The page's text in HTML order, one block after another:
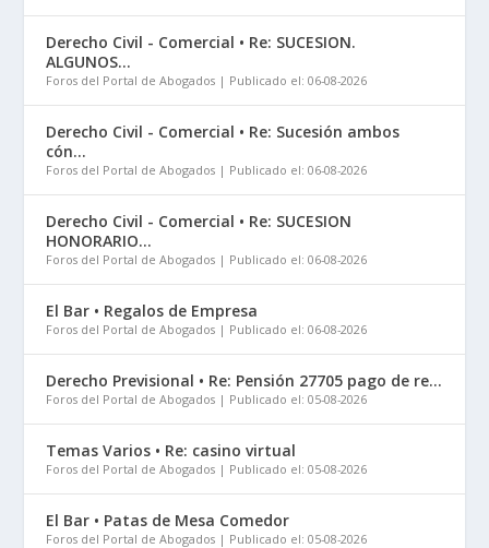
Derecho Civil - Comercial • Re: SUCESION.
ALGUNOS...
Foros del Portal de Abogados Publicado el: 06-08-2026
Derecho Civil - Comercial • Re: Sucesión ambos
cón...
Foros del Portal de Abogados Publicado el: 06-08-2026
Derecho Civil - Comercial • Re: SUCESION
HONORARIO...
Foros del Portal de Abogados Publicado el: 06-08-2026
El Bar • Regalos de Empresa
Foros del Portal de Abogados Publicado el: 06-08-2026
Derecho Previsional • Re: Pensión 27705 pago de re...
Foros del Portal de Abogados Publicado el: 05-08-2026
Temas Varios • Re: casino virtual
Foros del Portal de Abogados Publicado el: 05-08-2026
El Bar • Patas de Mesa Comedor
Foros del Portal de Abogados Publicado el: 05-08-2026